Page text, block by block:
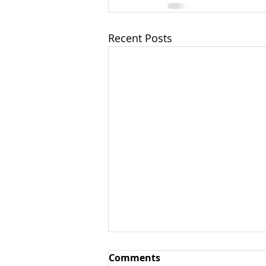
Recent Posts
Comments